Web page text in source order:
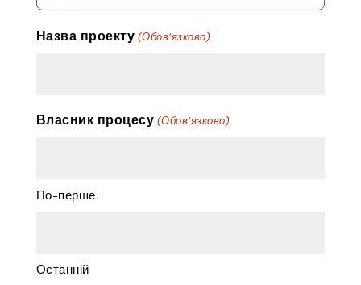
Назва проекту (Обов'язково)
Власник процесу (Обов'язково)
По-перше.
Останній